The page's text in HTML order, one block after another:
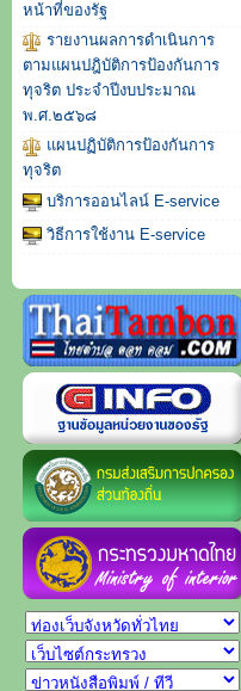
หน้าที่ของรัฐ
รายงานผลการดำเนินการ
ตามแผนปฎิบัติการป้องกันการ
ทุจริต ประจำปีงบประมาณ
พ.ศ.๒๕๖๘
แผนปฏิบัติการป้องกันการ
ทุจริต
บริการออนไลน์ E-service
วิธีการใช้งาน E-service